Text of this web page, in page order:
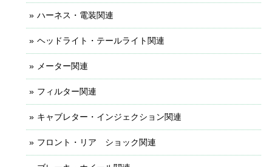
ハーネス・電装関連
ヘッドライト・テールライト関連
メーター関連
フィルター関連
キャブレター・インジェクション関連
フロント・リア ショック関連